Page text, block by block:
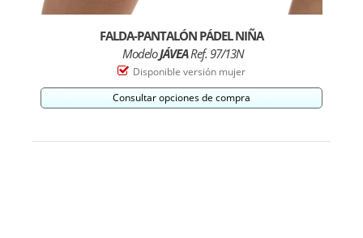
FALDA-PANTALÓN PÁDEL NIÑA
ModeloJÁVEARef. 97/13N
Disponible versión mujer
Consultar opciones de compra